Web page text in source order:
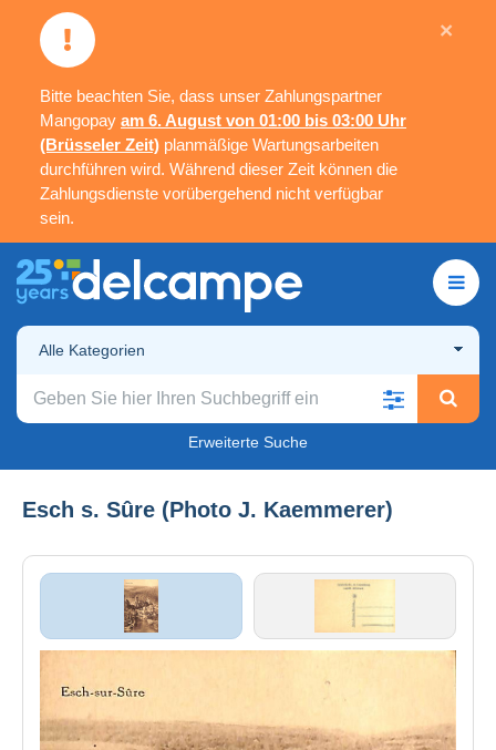
Bitte beachten Sie, dass unser Zahlungspartner
Mangopay am 6. August von 01:00 bis 03:00 Uhr
(Brüsseler Zeit) planmäßige Wartungsarbeiten
durchführen wird. Während dieser Zeit können die
Zahlungsdienste vorübergehend nicht verfügbar
sein.
×
Alle Kategorien
Erweiterte Suche
Esch s. Sûre (Photo J. Kaemmerer)